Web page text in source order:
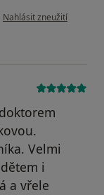
podle názoru uživatele
Nahlásit zneužití
Velmi
i
a vřele